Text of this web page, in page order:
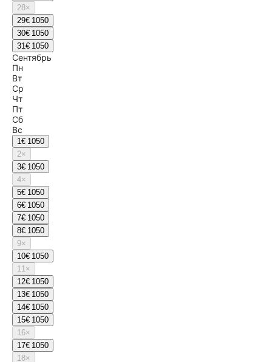
28×
29€ 1050
30€ 1050
31€ 1050
Сентябрь
Пн
Вт
Ср
Чт
Пт
Сб
Вс
1€ 1050
2×
3€ 1050
4×
5€ 1050
6€ 1050
7€ 1050
8€ 1050
9×
10€ 1050
11×
12€ 1050
13€ 1050
14€ 1050
15€ 1050
16×
17€ 1050
18×